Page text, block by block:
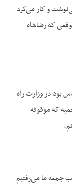
و کار می‌‌‌‌کرد
که رضاشاه
بود در وزارت راه
که موقوفه
جمعه ما می‌‌‌‌رفتیم